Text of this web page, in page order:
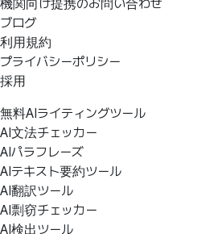
機関向け提携のお問い合わせ
ブログ
利用規約
プライバシーポリシー
採用
無料AIライティングツール
AI文法チェッカー
AIパラフレーズ
AIテキスト要約ツール
AI翻訳ツール
AI剽窃チェッカー
AI検出ツール